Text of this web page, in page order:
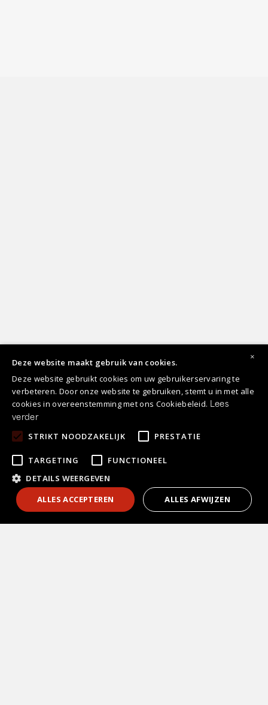
1
Contact
×
Deze website maakt gebruik van cookies.
Deze website gebruikt cookies om uw gebruikerservaring te
verbeteren. Door onze website te gebruiken, stemt u in met alle
cookies in overeenstemming met ons Cookiebeleid. Lees
verder
STRIKT NOODZAKELIJK PRESTATIE
TARGETING
FUNCTIONEEL
DETAILS WEERGEVEN
ALLES ACCEPTEREN
ALLES AFWIJZEN